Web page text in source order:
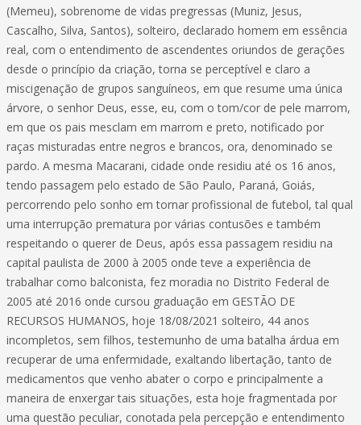
(Memeu), sobrenome de vidas pregressas (Muniz, Jesus,
Cascalho, Silva, Santos), solteiro, declarado homem em essência
real, com o entendimento de ascendentes oriundos de gerações
desde o princípio da criação, torna se perceptível e claro a
miscigenação de grupos sanguíneos, em que resume uma única
árvore, o senhor Deus, esse, eu, com o tom/cor de pele marrom,
em que os pais mesclam em marrom e preto, notificado por
raças misturadas entre negros e brancos, ora, denominado se
pardo. A mesma Macarani, cidade onde residiu até os 16 anos,
tendo passagem pelo estado de São Paulo, Paraná, Goiás,
percorrendo pelo sonho em tornar profissional de futebol, tal qual
uma interrupção prematura por várias contusões e também
respeitando o querer de Deus, após essa passagem residiu na
capital paulista de 2000 à 2005 onde teve a experiência de
trabalhar como balconista, fez moradia no Distrito Federal de
2005 até 2016 onde cursou graduação em GESTÃO DE
RECURSOS HUMANOS, hoje 18/08/2021 solteiro, 44 anos
incompletos, sem filhos, testemunho de uma batalha árdua em
recuperar de uma enfermidade, exaltando libertação, tanto de
medicamentos que venho abater o corpo e principalmente a
maneira de enxergar tais situações, esta hoje fragmentada por
uma questão peculiar, conotada pela percepção e entendimento